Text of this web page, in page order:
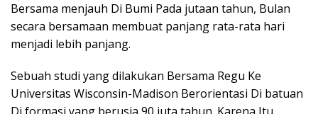
Bersama menjauh Di Bumi Pada jutaan tahun, Bulan
secara bersamaan membuat panjang rata-rata hari
menjadi lebih panjang.
Sebuah studi yang dilakukan Bersama Regu Ke
Universitas Wisconsin-Madison Berorientasi Di batuan